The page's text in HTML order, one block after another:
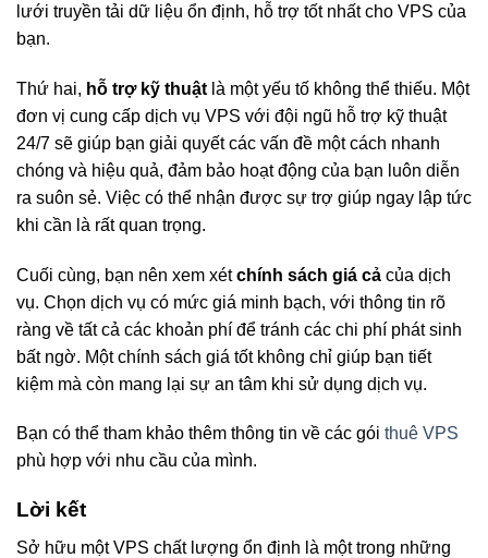
lưới truyền tải dữ liệu ổn định, hỗ trợ tốt nhất cho VPS của
bạn.
Thứ hai, hỗ trợ kỹ thuật là một yếu tố không thể thiếu. Một
đơn vị cung cấp dịch vụ VPS với đội ngũ hỗ trợ kỹ thuật
24/7 sẽ giúp bạn giải quyết các vấn đề một cách nhanh
chóng và hiệu quả, đảm bảo hoạt động của bạn luôn diễn
ra suôn sẻ. Việc có thể nhận được sự trợ giúp ngay lập tức
khi cần là rất quan trọng.
Cuối cùng, bạn nên xem xétchính sách giá cả của dịch
vụ. Chọn dịch vụ có mức giá minh bạch, với thông tin rõ
ràng về tất cả các khoản phí để tránh các chi phí phát sinh
bất ngờ. Một chính sách giá tốt không chỉ giúp bạn tiết
kiệm mà còn mang lại sự an tâm khi sử dụng dịch vụ.
Bạn có thể tham khảo thêm thông tin về các gói thuê VPS
phù hợp với nhu cầu của mình.
Lời kết
Sở hữu một VPS chất lượng ổn định là một trong những